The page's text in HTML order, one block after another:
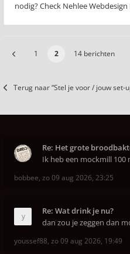
nodig? Check Nehlee
1 2 14 berichten
Terug naar “Stel je voor / jouw set-
Re: Het grote
Ik heb een mockmill 100
bobbee, zo 09 aug 2026, 23:25
Re: Wat drink je nu?
dan zou je zeggen dan
youssef88, zo 09 aug 2026, 19:49